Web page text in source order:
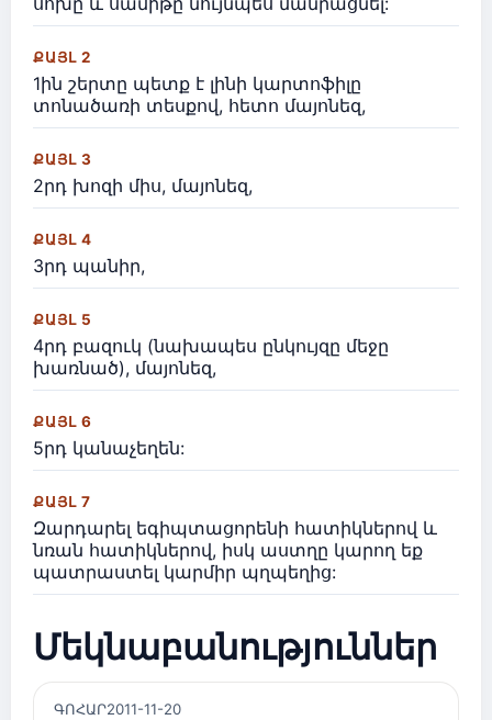
ՔԱՅԼ 2
1ին շերտը պետք է լինի կարտոֆիլը
տոնածառի տեսքով, հետո մայոնեզ,
ՔԱՅԼ 3
2րդ խոզի միս, մայոնեզ,
ՔԱՅԼ 4
3րդ պանիր,
ՔԱՅԼ 5
4րդ բազուկ (նախապես ընկույզը մեջը
խառնած), մայոնեզ,
ՔԱՅԼ 6
5րդ կանաչեղեն:
ՔԱՅԼ 7
Զարդարել եգիպտացորենի հատիկներով և
նռան հատիկներով, իսկ աստղը կարող եք
պատրաստել կարմիր պղպեղից:
Մեկնաբանություններ
ԳՈՀԱՐ2011-11-20